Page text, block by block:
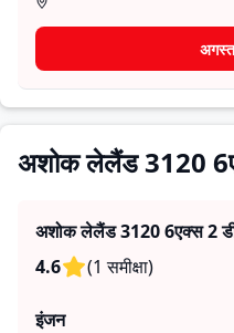
प्रदर्शन, आराम, माइलेज और
देते हैं, जिससे भविष्य के खरीदार
3120 6एक्स 2 डीटीएलएउनकी
अशोक लेलैंड 3120
अशोक लेलैंड 3120 6एक्स 2
4.6
(1 समीक्षा)
इंजन